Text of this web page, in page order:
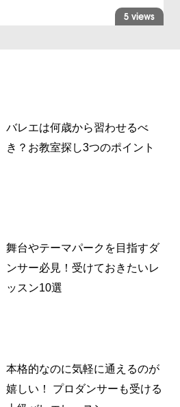
5 views
バレエは何歳から習わせるべ
き？お教室探し3つのポイント
舞台やテーマパークを目指すダ
ンサー必見！受けておきたいレ
ッスン10選
本格的なのに気軽に通えるのが
嬉しい！ プロダンサーも受ける